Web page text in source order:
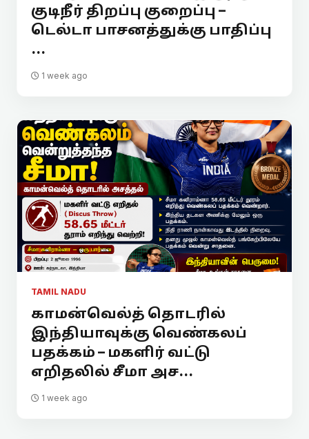
குடிநீர் திறப்பு குறைப்பு –
டெல்டா பாசனத்துக்கு பாதிப்பு
...
1 week ago
TAMIL NADU
காமன்வெல்த் தொடரில்
இந்தியாவுக்கு வெண்கலப்
பதக்கம் – மகளிர் வட்டு
எறிதலில் சீமா அச...
1 week ago